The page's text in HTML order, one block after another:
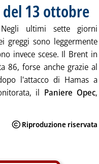
13 ottobre
Negli ultimi sette giorni
greggi sono leggermente
invece scese. Il Brent in
86, forse anche grazie al
l'attacco di Hamas a
il Paniere Opec,